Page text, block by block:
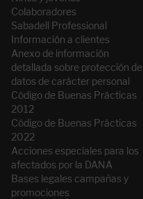
Colaboradores
Sabadell Professional
Información a clientes
Anexo de información
detallada sobre protección de
datos de carácter personal
Código de Buenas Prácticas
2012
Código de Buenas Prácticas
2022
Acciones especiales para los
afectados por la DANA
Bases legales campañas y
promociones